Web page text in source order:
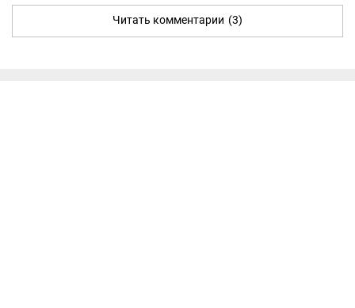
Читать комментарии (3)